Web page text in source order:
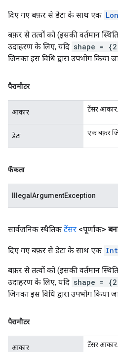
दिए गए बफ़र से डेटा के साथ एक
बफ़र से तत्वों को (इसकी वर्तमान
उदाहरण के लिए, यदि shape =
जिनका इस विधि द्वारा उपभोग किया
पैरामीटर
आकार टेंसर आकार.
डेटा एक बफ़र
फेंकता
IllegalArgumentException
सार्वजनिक स्थैतिक टेंसर <पूर्णांक>
दिए गए बफ़र से डेटा के साथ एक
बफ़र से तत्वों को (इसकी वर्तमान
उदाहरण के लिए, यदि shape =
जिनका इस विधि द्वारा उपभोग किया
पैरामीटर
आकार टेंसर आकार.